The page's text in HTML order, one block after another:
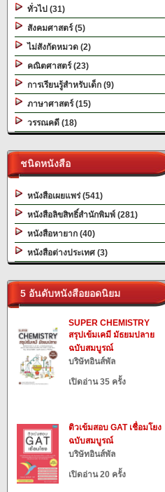
ทั่วไป (31)
สังคมศาสตร์ (5)
ไม่สังกัดหมวด (2)
คณิตศาสตร์ (23)
การเรียนรู้สำหรับเด็ก (9)
ภาษาศาสตร์ (15)
วรรณคดี (18)
ชนิดหนังสือ
หนังสือเผยแพร่ (541)
หนังสือลิขสิทธิ์สำนักพิมพ์ (281)
หนังสือหายาก (40)
หนังสือต่างประเทศ (3)
5 อันดับหนังสือยอดนิยม
SUPER CHEMISTRY
สรุปเข้มเคมี มัธยมปลาย
ฉบับสมบูรณ์
บริษัทอินส์พัล
เปิดอ่าน 35 ครั้ง
ติวเข้มสอบ GAT เชื่อมโยง
ฉบับสมบูรณ์
บริษัทอินส์พัล
เปิดอ่าน 20 ครั้ง